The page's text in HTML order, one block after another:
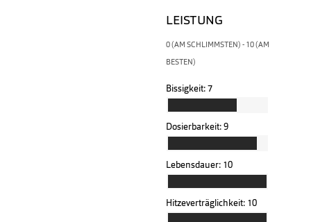
LEISTUNG
0 (AM SCHLIMMSTEN) - 10 (AM
BESTEN)
Bissigkeit:7
Dosierbarkeit:9
Lebensdauer: 10
Hitzeverträglichkeit: 10